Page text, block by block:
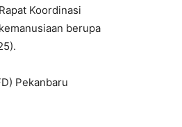
Koordinasi
berupa
Pekanbaru